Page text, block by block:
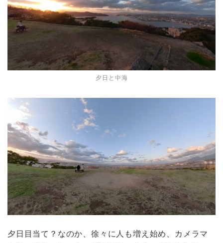
夕日と中海
夕日目当て？なのか、徐々に人も増え始め、カメラマ